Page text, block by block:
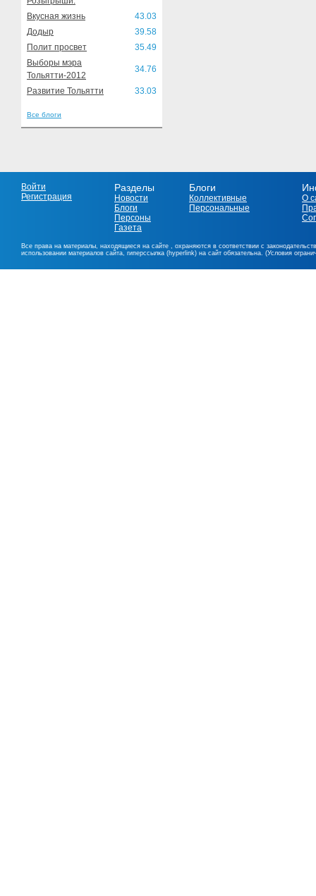
Вкусная жизнь
43.03
Додыр
39.58
Полит просвет
35.49
Выборы мэра
Тольятти-2012
34.76
Развитие Тольятти 33.03
Все блоги
Войти
Регистрация
Разделы
Новости
Блоги
Персоны
Газета
Блоги
Коллективные
Персональные
О
Все права на материалы, находящиеся на сайте , охраняются в соответствии с
использовании материалов сайта, гиперссылка (hyperlink) на сайт обязательна. (Условия